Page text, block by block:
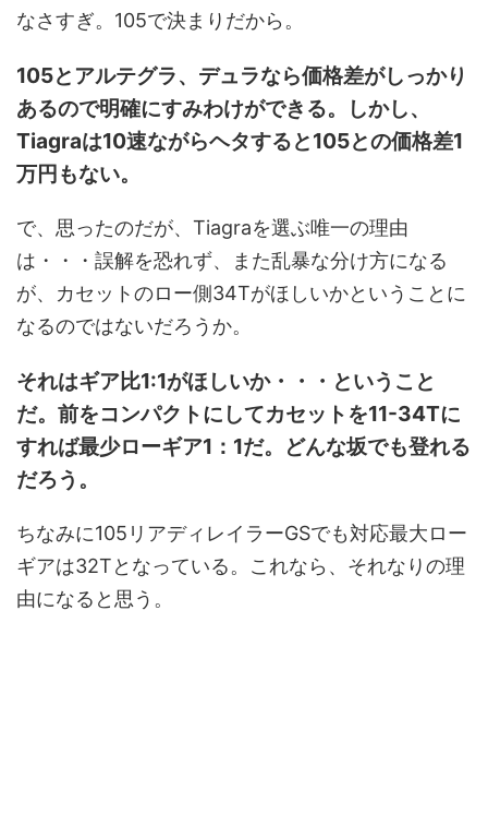
なさすぎ。105で決まりだから。
105とアルテグラ、デュラなら価格差がしっかり
あるので明確にすみわけができる。しかし、
Tiagraは10速ながらヘタすると105との価格差1
万円もない。
で、思ったのだが、Tiagraを選ぶ唯一の理由
は・・・誤解を恐れず、また乱暴な分け方になる
が、カセットのロー側34Tがほしいかということに
なるのではないだろうか。
それはギア比1:1がほしいか・・・ということ
だ。前をコンパクトにしてカセットを11-34Tに
すれば最少ローギア1：1だ。どんな坂でも登れる
だろう。
ちなみに105リアディレイラーGSでも対応最大ロー
ギアは32Tとなっている。これなら、それなりの理
由になると思う。